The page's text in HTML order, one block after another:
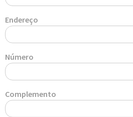
Endereço
Número
Complemento